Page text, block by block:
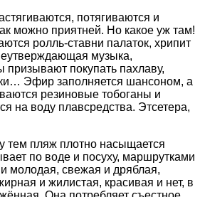
потягиваются и
можно приятней. Но какое уж там!
ролль-ставни палаток, хрипит
музыка,
призывают покупать пахлаву,
Эфир заполняется шансоном, а
резиновые тобоганы и
на воду плавсредства. Этсетера,
тем пляж плотно насыщается
по воде и посуху, маршрутками
молодая, свежая и дряблая,
и жилистая, красивая и нет, в